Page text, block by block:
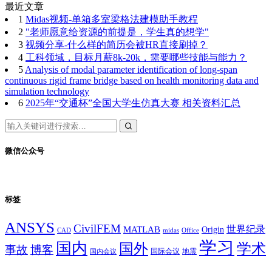
最近文章
1 Midas视频-单箱多室梁格法建模助手教程
2 "老师愿意给资源的前提是，学生真的想学"
3 视频分享-什么样的简历会被HR直接刷掉？
4 工科领域，目标月薪8k-20k，需要哪些技能与能力？
5 Analysis of modal parameter identification of long-span
continuous rigid frame bridge based on health monitoring data and
simulation technology
6 2025年“交通杯”全国大学生仿真大赛 相关资料汇总
微信公众号
标签
ANSYS CAD CivilFEM MATLAB midas Office Origin 世界纪录
事故 博客 国内 国内会议 国外 国际会议 地震 学习 学术